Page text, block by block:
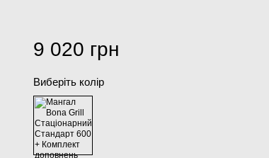
9 020 грн
Виберіть колір